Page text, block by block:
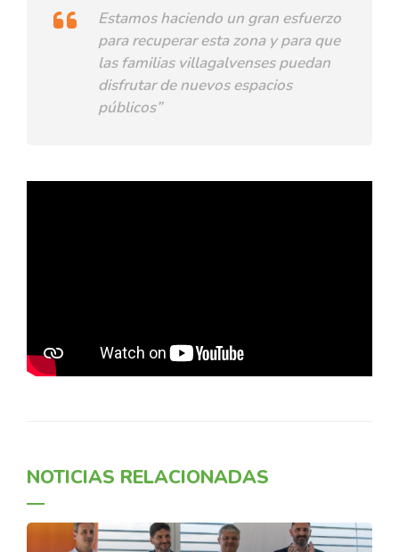
Estamos haciendo un gran esfuerzo
para recuperar esta zona y para que
las familias villagalvenses puedan
disfrutar de nuevos espacios
públicos”
NOTICIAS RELACIONADAS